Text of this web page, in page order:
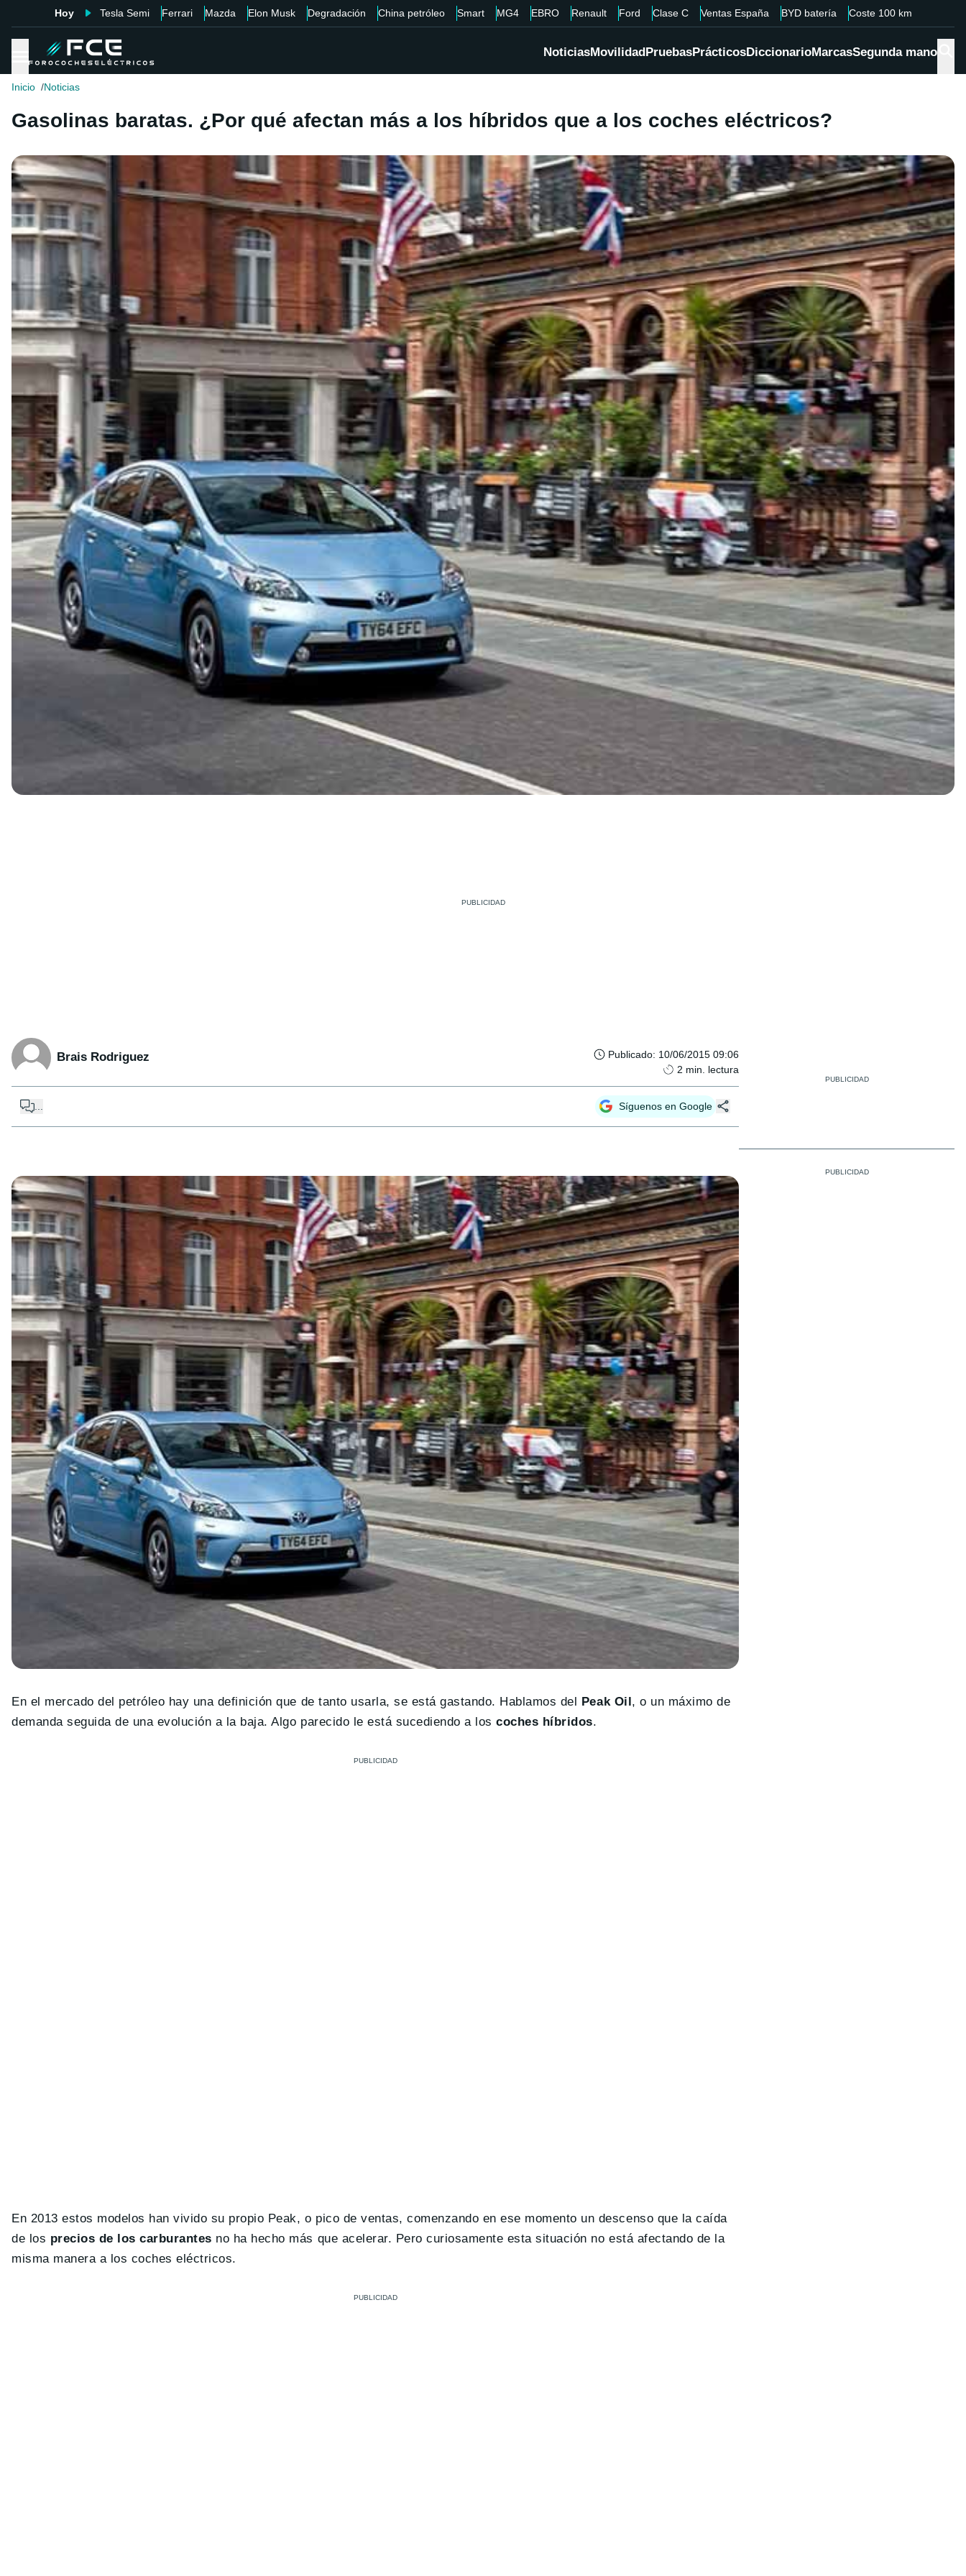
Hoy Tesla Semi Ferrari Mazda Elon Musk Degradación China petróleo Smart MG4 EBRO Renault Ford Clase C Ventas España BYD batería Coste 100 km
NoticiasMovilidadPruebasPrácticosDiccionarioMarcasSegunda mano
Inicio Noticias
Gasolinas baratas. ¿Por qué afectan más a los híbridos que a los coches eléctricos?
Brais Rodriguez Publicado: 10/06/2015 09:06
2 min. lectura
Síguenos en Google
En el mercado del petróleo hay una definición que de tanto usarla, se está gastando. Hablamos del Peak Oil, o un máximo de
demanda seguida de una evolución a la baja. Algo parecido le está sucediendo a loscoches híbridos.
En 2013 estos modelos han vivido su propio Peak, o pico de ventas, comenzando en ese momento un descenso que la caída
de los precios de los carburantes no ha hecho más que acelerar. Pero curiosamente esta situación no está afectando de la
misma manera a los coches eléctricos.